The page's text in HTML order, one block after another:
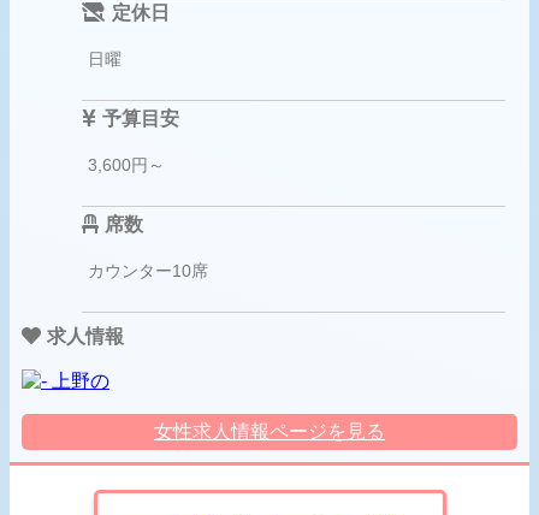
定休日
日曜
予算目安
3,600円～
席数
カウンター10席
求人情報
女性求人情報ページを見る